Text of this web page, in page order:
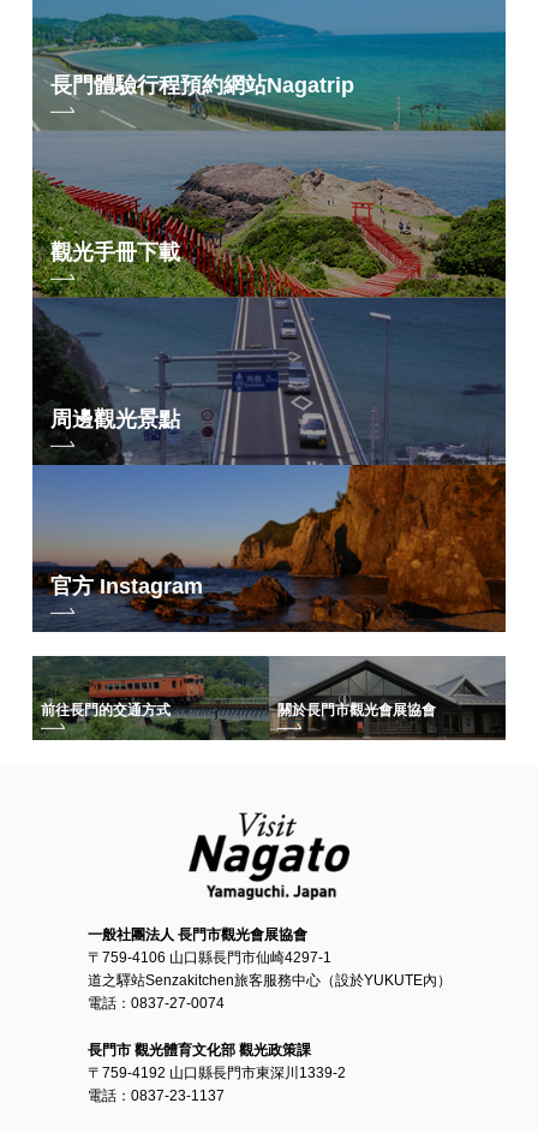
長門體驗行程預約網站Nagatrip
觀光手冊下載
周邊觀光景點
官方 Instagram
前往長門的交通方式 關於長門市觀光會展協會
一般社團法人 長門市觀光會展協會
〒759-4106 山口縣長門市仙崎4297-1
道之驛站Senzakitchen旅客服務中心（設於YUKUTE內）
電話：0837-27-0074
長門市 觀光體育文化部 觀光政策課
〒759-4192 山口縣長門市東深川1339-2
電話：0837-23-1137